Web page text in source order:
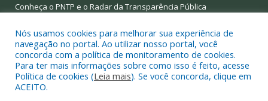
Conheça o PNTP e o Radar da Transparência Pública
Todos os direitos reservados a Prefeitura Municipal de Limoeiro
do Ajuru.
Nós usamos cookies para melhorar sua experiência de
navegação no portal. Ao utilizar nosso portal, você
concorda com a política de monitoramento de cookies.
Para ter mais informações sobre como isso é feito, acesse
Política de cookies (Leia mais). Se você concorda, clique em
ACEITO.